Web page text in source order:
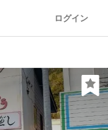
ログイン